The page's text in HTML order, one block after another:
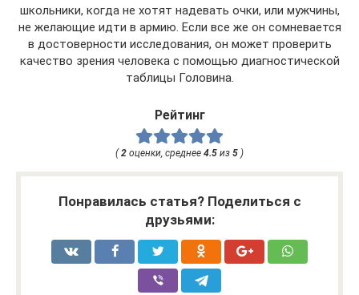
школьники, когда не хотят надевать очки, или мужчины,
не желающие идти в армию. Если все же он сомневается
в достоверности исследования, он может проверить
качество зрения человека с помощью диагностической
таблицы Головина.
Рейтинг
(2 оценки, среднее 4.5 из 5 )
Понравилась статья? Поделиться с
друзьями: